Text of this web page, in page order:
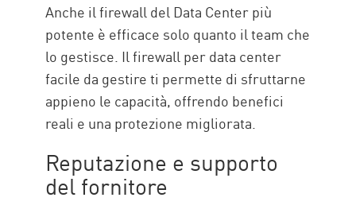
Anche il firewall del Data Center più
potente è efficace solo quanto il team che
lo gestisce. Il firewall per data center
facile da gestire ti permette di sfruttarne
appieno le capacità, offrendo benefici
reali e una protezione migliorata.
Reputazione e supporto
del fornitore